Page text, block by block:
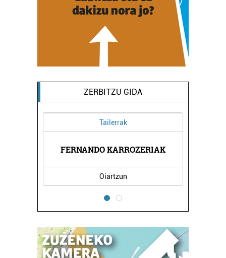
ZERBITZU GIDA
Tailerrak
FERNANDO KARROZERIAK
Oiartzun